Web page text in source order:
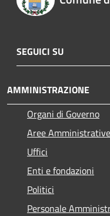
SEGUICI SU
AMMINISTRAZIONE
Organi di Governo
Aree Amministrative
Uffici
Enti e fondazioni
Politici
Personale